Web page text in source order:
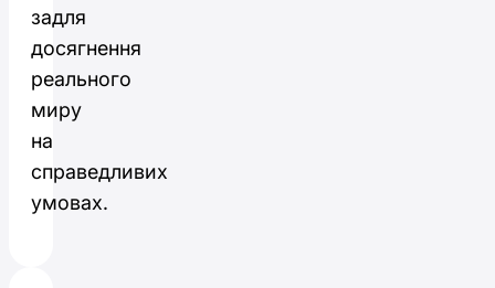
задля
досягнення
реального
миру
на
справедливих
умовах.